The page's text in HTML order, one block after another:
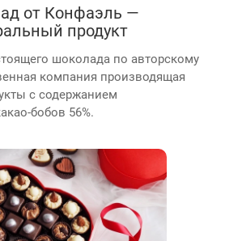
от Конфаэль —
продукт
шоколада по авторскому
компания производящая
с содержанием
бобов 56%.